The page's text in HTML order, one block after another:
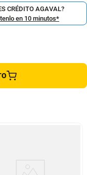
CRÉDITO AGAVAL?
en 10 minutos*